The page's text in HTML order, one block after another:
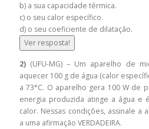
b) a sua capacidade térmica.
c) o seu calor específico.
d) o seu coeficiente de dilatação.
Ver resposta!
2) (UFU-MG) – Um aparelho de
aquecer 100 g de água (calor
a 73°C. O aparelho gera 100 W de
energia produzida atinge a água e
calor. Nessas condições, assinale a
a uma afirmação VERDADEIRA.